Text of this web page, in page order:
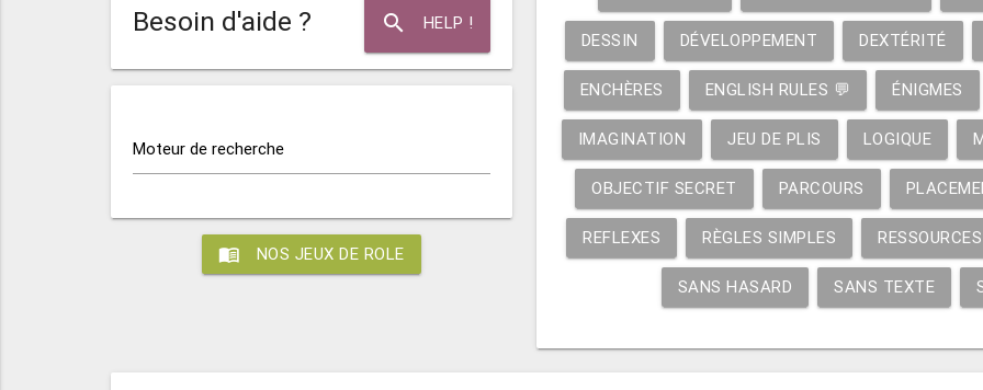
search HELP !
Besoin d'aide ?
Moteur de recherche
menu_book NOS JEUX DE ROLE
DESSIN DÉVELOPPEMENT DEXTÉRITÉ
ENCHÈRES ENGLISH RULES 💬 ÉNIGMES
IMAGINATION JEU DE PLIS LOGIQUE
OBJECTIF SECRET PARCOURS
REFLEXES RÈGLES SIMPLES RESSOURCES
SANS HASARD SANS TEXTE